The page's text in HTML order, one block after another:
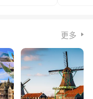
更多